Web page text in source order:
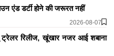
एंड डर्टी होने की जरूरत नहीं
2026-08-07
ट्रेलर रिलीज, खूंखार नजर आई शबाना